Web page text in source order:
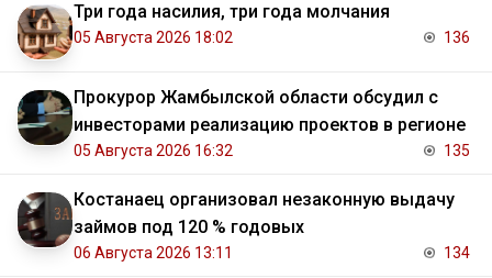
Три года насилия, три года молчания
05 Августа 2026 18:02 136
Прокурор Жамбылской области обсудил с
инвесторами реализацию проектов в регионе
05 Августа 2026 16:32 135
Костанаец организовал незаконную выдачу
займов под 120 % годовых
06 Августа 2026 13:11 134